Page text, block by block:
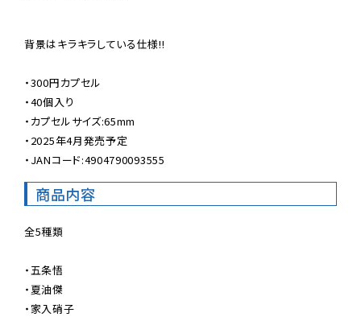
背景はキラキラしている仕様!!
・300円カプセル
・40個入り
・カプセルサイズ:65mm
・2025年4月発売予定
・JANコード:4904790093555
商品内容
全5種類
・五条悟
・夏油傑
・家入硝子